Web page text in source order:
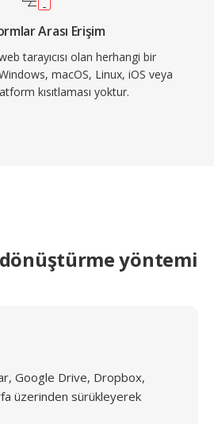
Arası Erişim
tarayıcısı olan herhangi bir
macOS, Linux, iOS veya
kısıtlaması yoktur.
dönüştürme yöntemi
Google Drive, Dropbox,
üzerinden sürükleyerek